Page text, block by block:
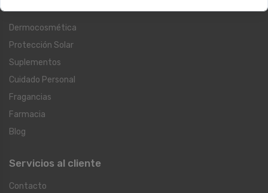
Dermocosmética
Protección Solar
Suplementos
Cuidado Personal
Fragancias
Farmacia
Blog
Servicios al cliente
Contacto